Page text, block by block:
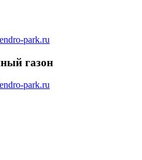
park.ru
газон
park.ru